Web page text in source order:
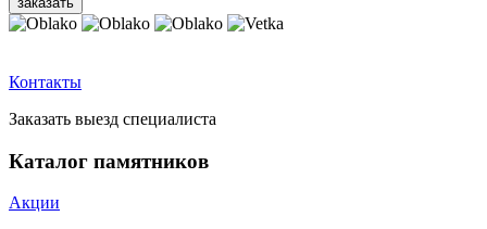
Контакты
Заказать выезд специалиста
Каталог памятников
Акции